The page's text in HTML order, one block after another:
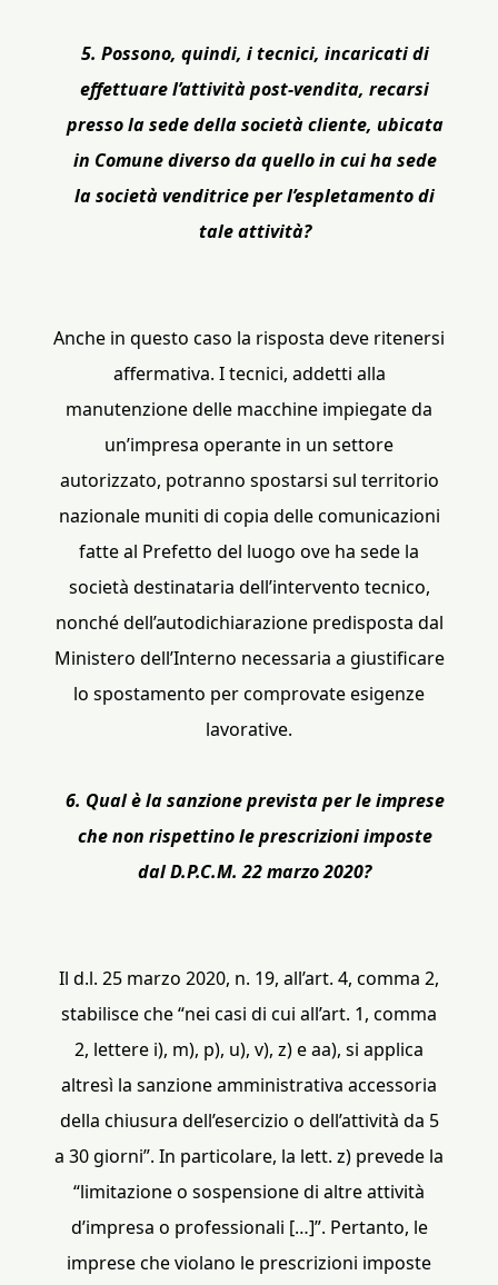
5. Possono, quindi, i tecnici, incaricati di
effettuare l’attività post-vendita, recarsi
presso la sede della società cliente, ubicata
in Comune diverso da quello in cui ha sede
la società venditrice per l’espletamento di
tale attività?
Anche in questo caso la risposta deve ritenersi
affermativa. I tecnici, addetti alla
manutenzione delle macchine impiegate da
un’impresa operante in un settore
autorizzato, potranno spostarsi sul territorio
nazionale muniti di copia delle comunicazioni
fatte al Prefetto del luogo ove ha sede la
società destinataria dell’intervento tecnico,
nonché dell’autodichiarazione predisposta dal
Ministero dell’Interno necessaria a giustificare
lo spostamento per comprovate esigenze
lavorative.
6. Qual è la sanzione prevista per le imprese
che non rispettino le prescrizioni imposte
dal D.P.C.M. 22 marzo 2020?
Il d.l. 25 marzo 2020, n. 19, all’art. 4, comma 2,
stabilisce che “nei casi di cui all’art. 1, comma
2, lettere i), m), p), u), v), z) e aa), si applica
altresì la sanzione amministrativa accessoria
della chiusura dell’esercizio o dell’attività da 5
a 30 giorni”. In particolare, la lett. z) prevede la
“limitazione o sospensione di altre attività
d’impresa o professionali […]”. Pertanto, le
imprese che violano le prescrizioni imposte